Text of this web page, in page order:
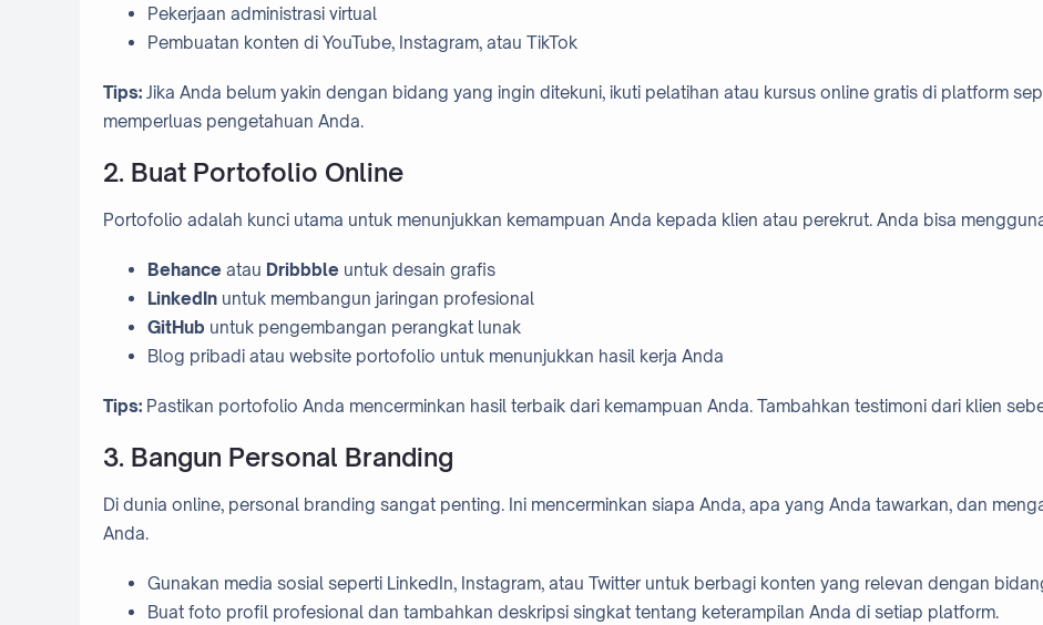
Pekerjaan administrasi virtual
Pembuatan konten di YouTube, Instagram, atau TikTok
Tips: Jika Anda belum yakin dengan bidang yang ingin ditekuni, ikuti pelatihan atau kursus online gratis di platform
memperluas pengetahuan Anda.
2. Buat Portofolio Online
Portofolio adalah kunci utama untuk menunjukkan kemampuan Anda kepada klien atau perekrut. Anda bisa
Behance atau Dribbble untuk desain grafis
LinkedIn untuk membangun jaringan profesional
GitHub untuk pengembangan perangkat lunak
Blog pribadi atau website portofolio untuk menunjukkan hasil kerja Anda
Tips: Pastikan portofolio Anda mencerminkan hasil terbaik dari kemampuan Anda. Tambahkan testimoni dari klien
3. Bangun Personal Branding
Di dunia online, personal branding sangat penting. Ini mencerminkan siapa Anda, apa yang Anda tawarkan, dan
Anda.
Gunakan media sosial seperti LinkedIn, Instagram, atau Twitter untuk berbagi konten yang relevan dengan
Buat foto profil profesional dan tambahkan deskripsi singkat tentang keterampilan Anda di setiap platform.